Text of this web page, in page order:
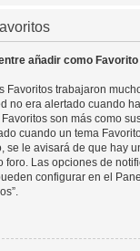
añadir como
Favoritos trabajaron
no era alertado cuando
son más como
cuando un tema
se le avisará de que hay
foro. Las opciones de
configurar en el